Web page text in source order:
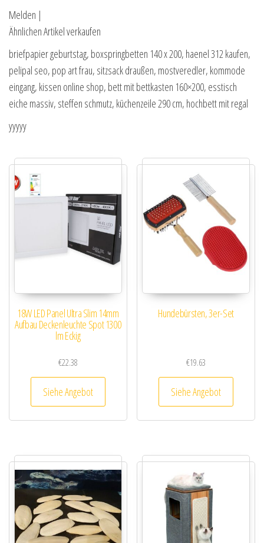
Melden |
Ähnlichen Artikel verkaufen
briefpapier geburtstag, boxspringbetten 140 x 200, haenel 312 kaufen,
pelipal seo, pop art frau, sitzsack draußen, mostveredler, kommode
eingang, kissen online shop, bett mit bettkasten 160×200, esstisch
eiche massiv, steffen schmutz, küchenzeile 290 cm, hochbett mit regal
yyyyy
18W LED Panel Ultra Slim 14mm
Aufbau Deckenleuchte Spot 1300
lm Eckig
€22.38
Siehe Angebot
Hundebürsten, 3er-Set
€19.63
Siehe Angebot